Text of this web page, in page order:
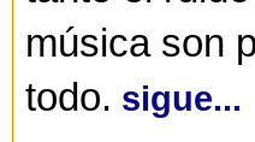
música son
todo. sigue...